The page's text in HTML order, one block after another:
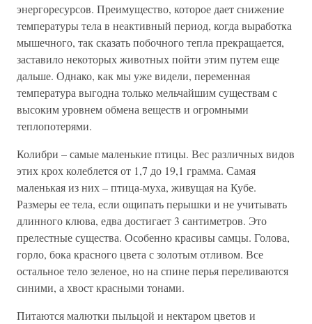
энергоресурсов. Преимущество, которое дает снижение
температуры тела в неактивный период, когда выработка
мышечного, так сказать побочного тепла прекращается,
заставило некоторых животных пойти этим путем еще
дальше. Однако, как мы уже видели, переменная
температура выгодна только мельчайшим существам с
высоким уровнем обмена веществ и огромными
теплопотерями.
Колибри – самые маленькие птицы. Вес различных видов
этих крох колеблется от 1,7 до 19,1 грамма. Самая
маленькая из них – птица-муха, живущая на Кубе.
Размеры ее тела, если ощипать перышки и не учитывать
длинного клюва, едва достигает 3 сантиметров. Это
прелестные существа. Особенно красивы самцы. Голова,
горло, бока красного цвета с золотым отливом. Все
остальное тело зеленое, но на спине перья переливаются
синими, а хвост красными тонами.
Питаются малютки пыльцой и нектаром цветов и